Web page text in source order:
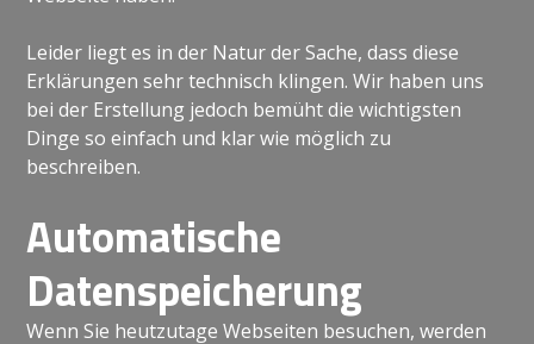
Leider liegt es in der Natur der Sache, dass diese
Erklärungen sehr technisch klingen. Wir haben uns
bei der Erstellung jedoch bemüht die wichtigsten
Dinge so einfach und klar wie möglich zu
beschreiben.
Automatische
Datenspeicherung
Wenn Sie heutzutage Webseiten besuchen, werden